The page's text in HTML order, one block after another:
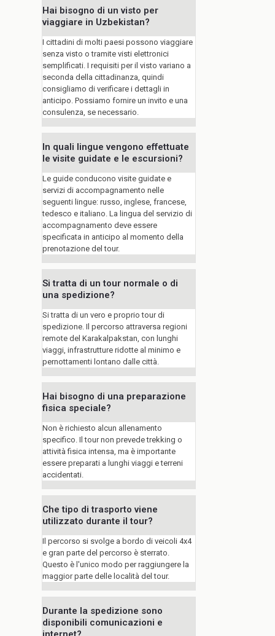
Hai bisogno di un visto per
viaggiare in Uzbekistan?
I cittadini di molti paesi possono viaggiare
senza visto o tramite visti elettronici
semplificati. I requisiti per il visto variano a
seconda della cittadinanza, quindi
consigliamo di verificare i dettagli in
anticipo. Possiamo fornire un invito e una
consulenza, se necessario.
In quali lingue vengono effettuate
le visite guidate e le escursioni?
Le guide conducono visite guidate e
servizi di accompagnamento nelle
seguenti lingue: russo, inglese, francese,
tedesco e italiano. La lingua del servizio di
accompagnamento deve essere
specificata in anticipo al momento della
prenotazione del tour.
Si tratta di un tour normale o di
una spedizione?
Si tratta di un vero e proprio tour di
spedizione. Il percorso attraversa regioni
remote del Karakalpakstan, con lunghi
viaggi, infrastrutture ridotte al minimo e
pernottamenti lontano dalle città.
Hai bisogno di una preparazione
fisica speciale?
Non è richiesto alcun allenamento
specifico. Il tour non prevede trekking o
attività fisica intensa, ma è importante
essere preparati a lunghi viaggi e terreni
accidentati.
Che tipo di trasporto viene
utilizzato durante il tour?
Il percorso si svolge a bordo di veicoli 4x4
e gran parte del percorso è sterrato.
Questo è l'unico modo per raggiungere la
maggior parte delle località del tour.
Durante la spedizione sono
disponibili comunicazioni e